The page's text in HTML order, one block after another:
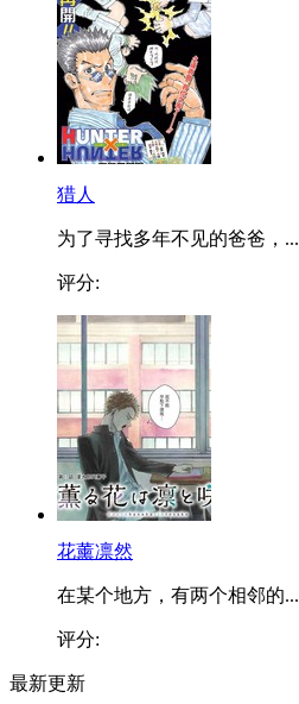
猎人
为了寻找多年不见的爸爸，...
评分:
花薰凛然
在某个地方，有两个相邻的...
评分:
最新更新